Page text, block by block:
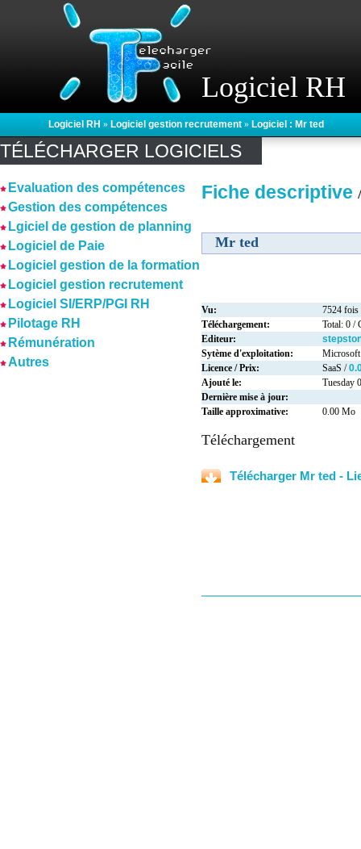
Logiciel RH
Logiciel RH » Logiciel gestion recrutement » Logiciel : Mr ted
TÉLÉCHARGER LOGICIELS
Evaluation des compétences
Gestion des compétences
Lgiciel de gestion de planning
Logiciel de Paie
Logiciel gestion de la formation
Logiciel gestion recrutement
Logiciel SI/ERP/PGI RH
Pilotage RH
Rémunération
Autres
Fiche descriptive
Mr ted
Vu:
7524 fois
Téléchargement:
Total: 0 /
Editeur:
Sytème d'exploitation:
Licence / Prix:
SaaS /
Ajouté le:
Tuesday
Dernière mise à jour:
Taille approximative:
0.00 Mo
Téléchargement
Télécharger Mr ted -